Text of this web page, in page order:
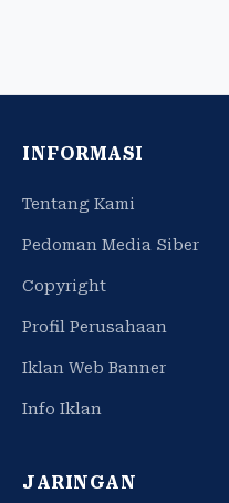
INFORMASI
Tentang Kami
Pedoman Media Siber
Copyright
Profil Perusahaan
Iklan Web Banner
Info Iklan
JARINGAN